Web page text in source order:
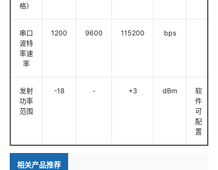
格）
串口
波特
率速
率
1200 9600 115200 bps
发射
功率
范围
-18 - +3 dBm
软
件
可
配
置
相关产品推荐